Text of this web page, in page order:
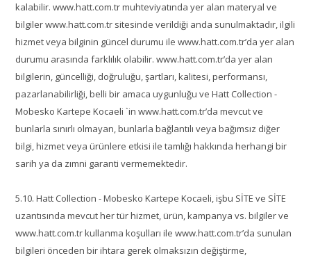
kalabilir. www.hatt.com.tr muhteviyatında yer alan materyal ve
bilgiler www.hatt.com.tr sitesinde verildiği anda sunulmaktadır, ilgili
hizmet veya bilginin güncel durumu ile www.hatt.com.tr’da yer alan
durumu arasında farklılık olabilir. www.hatt.com.tr’da yer alan
bilgilerin, güncelliği, doğruluğu, şartları, kalitesi, performansı,
pazarlanabilirliği, belli bir amaca uygunluğu ve Hatt Collection -
Mobesko Kartepe Kocaeli `in www.hatt.com.tr’da mevcut ve
bunlarla sınırlı olmayan, bunlarla bağlantılı veya bağımsız diğer
bilgi, hizmet veya ürünlere etkisi ile tamlığı hakkında herhangi bir
sarih ya da zımni garanti vermemektedir.
5.10. Hatt Collection - Mobesko Kartepe Kocaeli, işbu SİTE ve SİTE
uzantısında mevcut her tür hizmet, ürün, kampanya vs. bilgiler ve
www.hatt.com.tr kullanma koşulları ile www.hatt.com.tr’da sunulan
bilgileri önceden bir ihtara gerek olmaksızın değiştirme,